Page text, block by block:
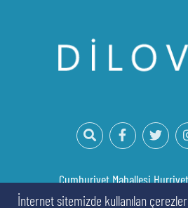
İnternet sitemizde kullanılan
Cumhuriyet Mahallesi
Dilovası/